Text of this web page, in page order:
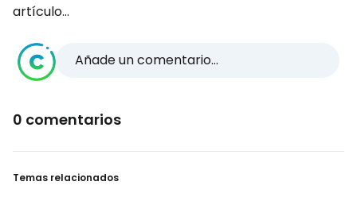
artículo...
Añade un comentario...
0 comentarios
Temas relacionados